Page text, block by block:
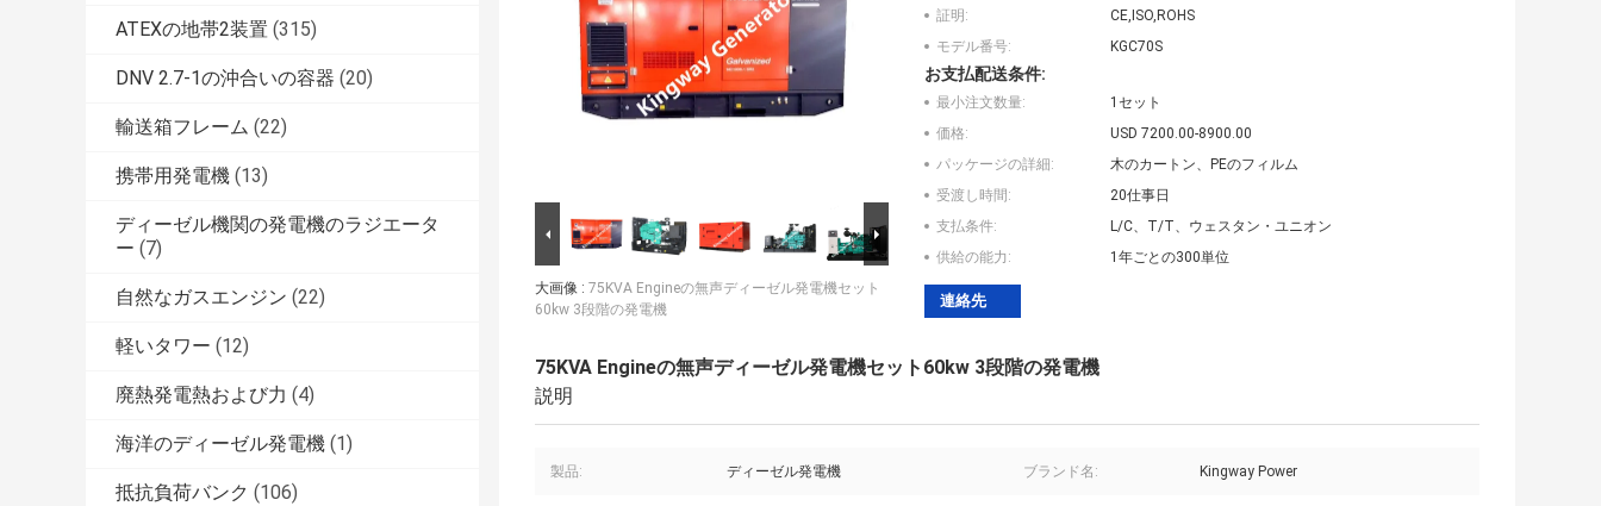
ATEXの地帯2装置 (315)
DNV 2.7-1の沖合いの容器 (20)
輸送箱フレーム (22)
携帯用発電機 (13)
ディーゼル機関の発電機のラジエータ
ー (7)
自然なガスエンジン (22)
軽いタワー (12)
廃熱発電熱および力 (4)
海洋のディーゼル発電機 (1)
抵抗負荷バンク (106)
大画像 : 75KVA Engineの無声ディーゼル発電機セット
60kw 3段階の発電機
証明:
CE,ISO,ROHS
モデル番号:
KGC70S
お支払配送条件:
最小注文数量:
1セット
価格:
USD 7200.00-8900.00
パッケージの詳細:
木のカートン、PEのフィルム
受渡し時間:
20仕事日
支払条件:
L/C、T/T、ウェスタン・ユニオン
供給の能力:
1年ごとの300単位
連絡先
75KVA Engineの無声ディーゼル発電機セット60kw 3段階の発電機
説明
製品: ディーゼル発電機 ブランド名: Kingway Power